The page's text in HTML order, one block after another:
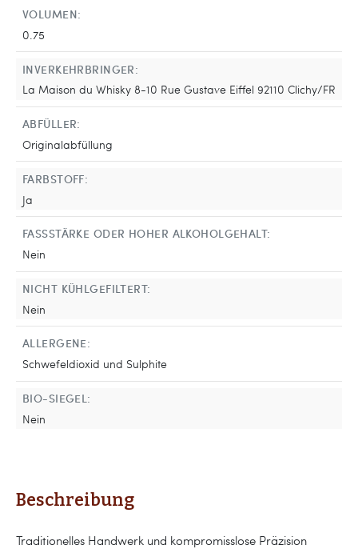
VOLUMEN:
0.75
INVERKEHRBRINGER:
La Maison du Whisky 8-10 Rue Gustave Eiffel 92110 Clichy/FR
ABFÜLLER:
Originalabfüllung
FARBSTOFF:
Ja
FASSSTÄRKE ODER HOHER ALKOHOLGEHALT:
Nein
NICHT KÜHLGEFILTERT:
Nein
ALLERGENE:
Schwefeldioxid und Sulphite
BIO-SIEGEL:
Nein
Beschreibung
Traditionelles Handwerk und kompromisslose Präzision